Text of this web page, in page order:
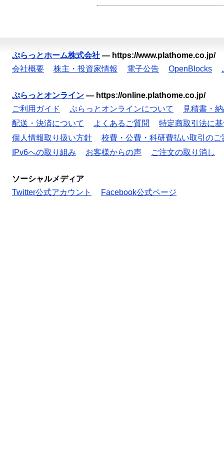
ぷらっとホーム株式会社 — https://www.plathome.co.jp/
会社概要
株主・投資家情報 電子公告 OpenBlocks
ぷらっとオンライン — https://online.plathome.co.jp/
ご利用ガイド
ぷらっとオンラインについて
見積書・
配送・決済について
よくあるご質問
特定商取引法に
個人情報取り扱い方針
校費・公費・科研費払い取引のご
IPv6への取り組み
お客様からの声 ご注文の取り消し
ソーシャルメディア
Twitter公式アカウント
Facebook公式ページ